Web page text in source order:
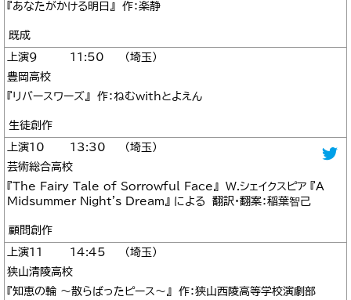
『あなたがかける明日』 作：楽静
既成
9
11:50
埼玉
豊岡高校
『リバースワーズ』 作：ねむwithとよえん
生徒創作
10
13:30
埼玉
芸術総合高校
『The Fairy Tale of Sorrowful Face』 W.シェイクスピア 『A
Midsummer Night's Dream』 による 翻訳・翻案：稲葉智己
顧問創作
11
14:45
埼玉
狭山清陵高校
『知恵の輪 ～散らばったピース～』 作：狭山西陵高等学校演劇部